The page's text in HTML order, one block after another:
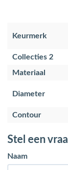
Keurmerk
Collecties 2
Materiaal
Diameter
Contour
Stel een
Naam